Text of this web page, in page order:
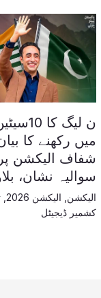
ن لیگ
میں رکھنے کا
شفاف الیکشن پر
سوالیہ نشان،
الیکشن الیکشن 2026 ,
کشمیر ڈیجیٹل